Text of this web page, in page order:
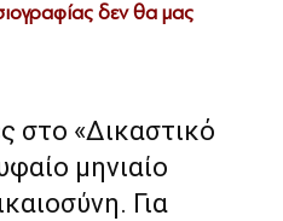
δεν θα μας
στο «Δικαστικό
μηνιαίο
Για